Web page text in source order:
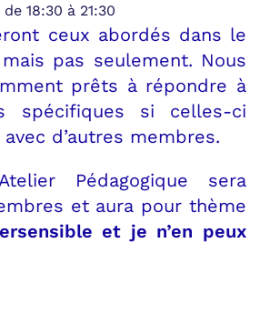
18:30 à 21:30
ceux abordés dans le
pas seulement. Nous
prêts à répondre à
spécifiques si celles-ci
d’autres membres.
Pédagogique sera
et aura pour thème
et je n’en peux